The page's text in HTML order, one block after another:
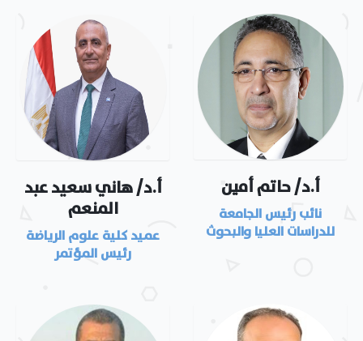
أ.د/ حاتم أمين
نائب رئيس الجامعة
للدراسات العليا والبحوث
أ.د/ هاني سعيد عبد
المنعم
عميد كلية علوم الرياضة
رئيس المؤتمر